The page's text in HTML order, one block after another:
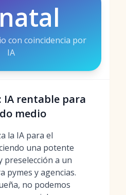
con coincidencia por
IA
IA rentable para
medio
la IA para el
una potente
preselección a un
pymes y agencias.
no podemos